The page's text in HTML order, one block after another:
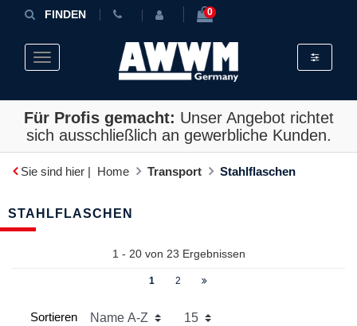
FINDEN 0
Toggle navigation Toggle
Für Profis gemacht: Unser Angebot richtet
sich ausschließlich an gewerbliche Kunden.
Sie sind hier | Home Transport Stahlflaschen
STAHLFLASCHEN
1 - 20 von 23 Ergebnissen
1 2
Sortieren